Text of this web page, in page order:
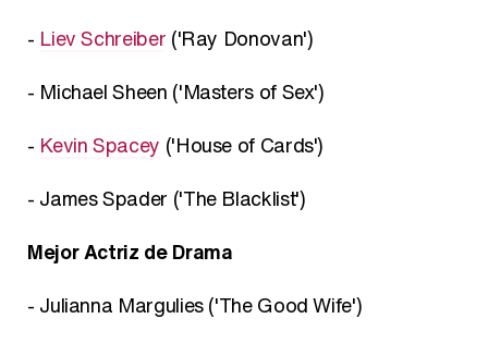
- Liev Schreiber ('Ray Donovan')
- Michael Sheen ('Masters of Sex')
- Kevin Spacey ('House of Cards')
- James Spader ('The Blacklist')
Mejor Actriz de Drama
- Julianna Margulies ('The Good Wife')